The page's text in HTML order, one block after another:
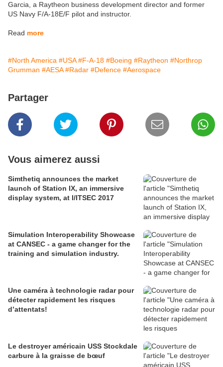
Garcia, a Raytheon business development director and former
US Navy F/A-18E/F pilot and instructor.
Read more
#North America #USA #F-A-18 #Boeing #Raytheon #Northrop
Grumman #AESA #Radar #Defence #Aerospace
Partager
Vous aimerez aussi
Simthetiq announces the market
launch of Station IX, an immersive
display system, at I/ITSEC 2017
Simulation Interoperability Showcase
at CANSEC - a game changer for the
training and simulation industry.
Une caméra à technologie radar pour
détecter rapidement les risques
d’attentats!
Le destroyer américain USS Stockdale
carbure à la graisse de bœuf